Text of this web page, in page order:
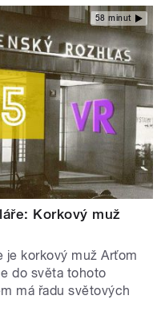
58 minut
Korkový muž
je korkový muž Arťom
do světa tohoto
má řadu světových